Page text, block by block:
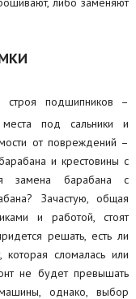
либо заменяют
строя подшипников –
под сальники и
от повреждений –
и крестовины с
замена барабана с
Зачастую, общая
и работой, стоят
решать, есть ли
которая сломалась или
не будет превышать
однако, выбор